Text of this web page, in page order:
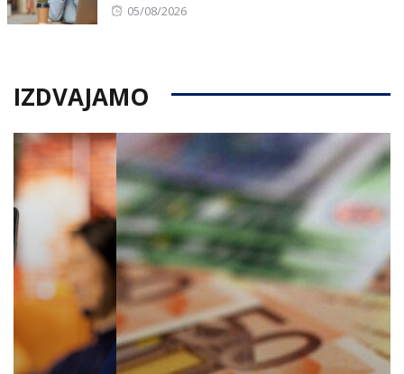
Posted
05/08/2026
IZDVAJAMO